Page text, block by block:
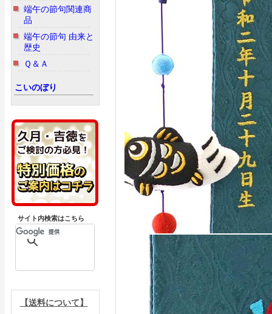
端午の節句関連商
品
端午の節句 由来と
歴史
Ｑ＆Ａ
こいのぼり
サイト内検索はこちら
【送料について】